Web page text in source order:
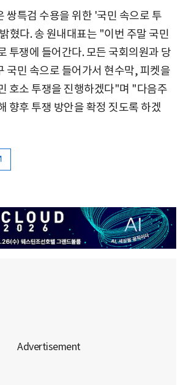
쌍특검 수용을 위한 '국민 속으로 투
혔다. 송 원내대표는 "이번 주말 국민
투쟁에 들어간다. 모든 국회의원과 당
국민 속으로 들어가서 현수막, 피켓을
호소 투쟁을 진행하겠다"며 "다음주
향후 투쟁 방안을 확정 짓도록 하겠